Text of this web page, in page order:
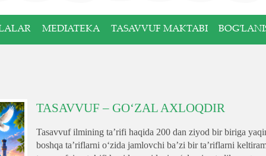
MEDIATEKA TASAVVUF MAKTABI
TASAVVUF – GO‘ZAL AXLOQDIR
Tasavvuf ilmining ta’rifi haqida 200 dan ziyod bir biriga
boshqa ta’riflarni o‘zida jamlovchi ba’zi bir ta’riflarni